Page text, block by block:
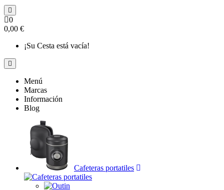
0
0,00 €
¡Su Cesta está vacía!
Menú
Marcas
Información
Blog
Cafeteras portatiles